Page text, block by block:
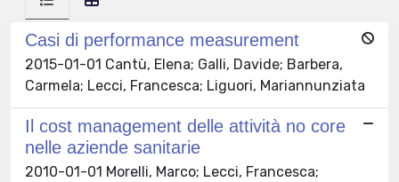
Casi di performance measurement
2015-01-01 Cantù, Elena; Galli, Davide; Barbera,
Carmela; Lecci, Francesca; Liguori, Mariannunziata
Il cost management delle attività no core
nelle aziende sanitarie
2010-01-01 Morelli, Marco; Lecci, Francesca;